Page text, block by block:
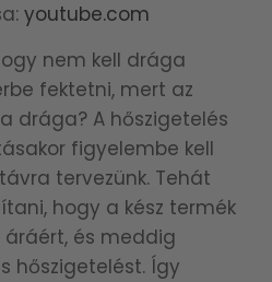
youtube.com
nem kell drága
fektetni, mert az
drága? A hőszigetelés
figyelembe kell
tervezünk. Tehát
hogy a kész termék
és meddig
hőszigetelést. Így